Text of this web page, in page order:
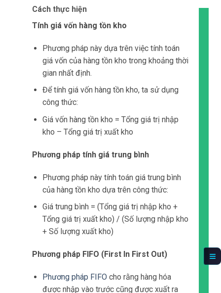
không có ngày hết hạn sử dụng.
Không xem xétyếu tốthực tế.
PHƯƠNG PHÁP TÀI KHOẢN KẾ TOÁN
Ý nghĩa